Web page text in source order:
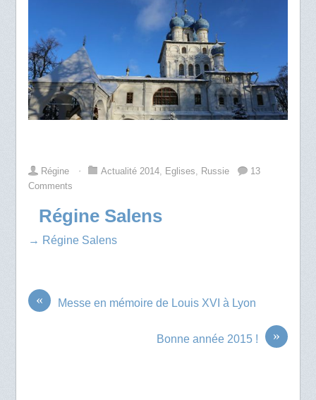
Régine ⋅ Actualité 2014, Eglises, Russie
13
Comments
Régine Salens
→ Régine Salens
« Messe en mémoire de Louis XVI à Lyon
»
Bonne année 2015 !